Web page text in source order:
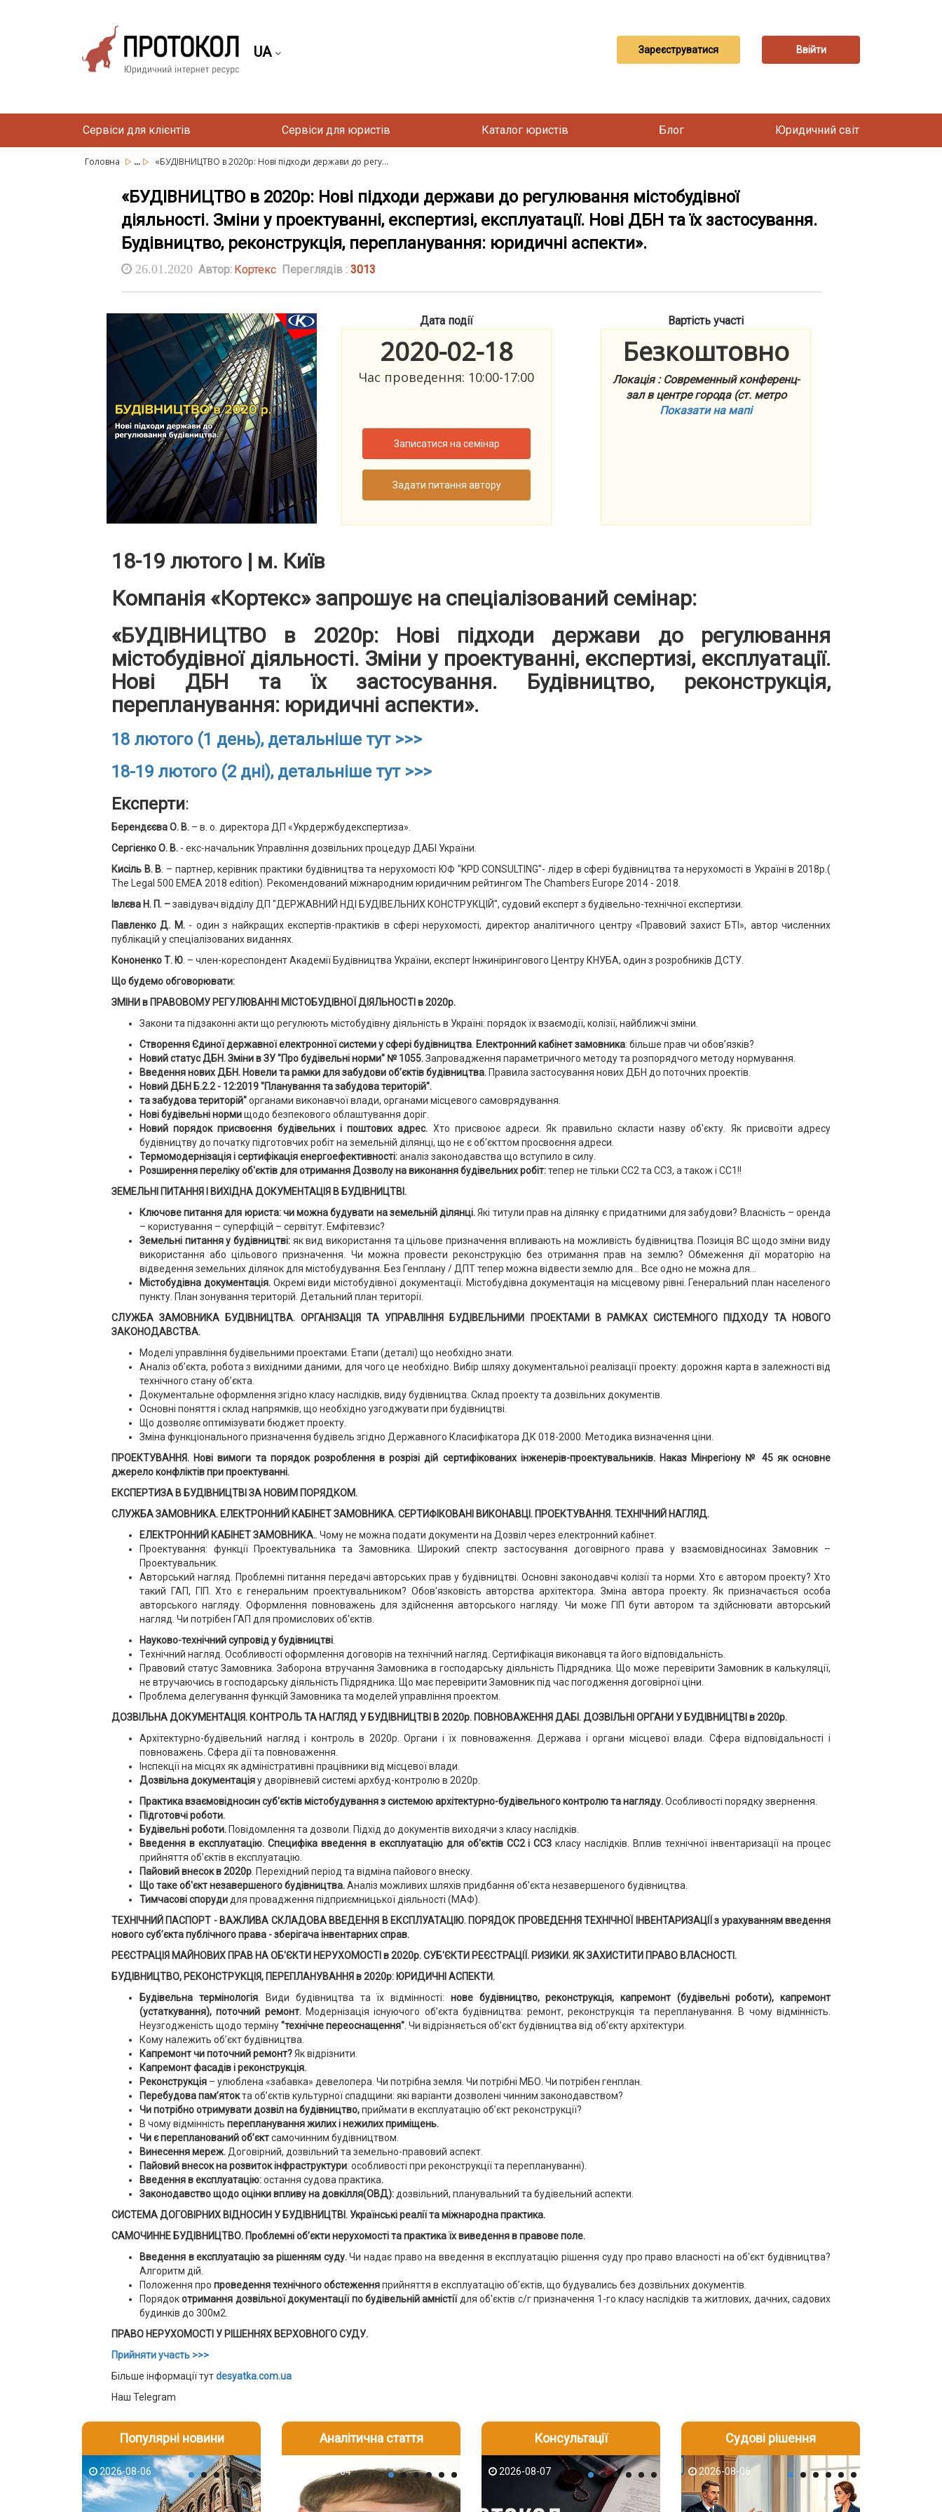
UA Зареєструватися Ввійти
Сервіси для клієнтів Сервіси для юристів Каталог юристів Блог Юридичний світ
Головна ... «БУДІВНИЦТВО в 2020р: Нові підходи держави до регу...
«БУДІВНИЦТВО в 2020р: Нові підходи держави до регулювання містобудівної
діяльності. Зміни у проектуванні, експертизі, експлуатації. Нові ДБН та їх застосування.
Будівництво, реконструкція, перепланування: юридичні аспекти».
26.01.2020 Автор: Кортекс Переглядів : 3013
Дата події
2020-02-18
Час проведення: 10:00-17:00
Записатися на семінар
Задати питання автору
Вартість участі
Безкоштовно
Локація : Современный конференц-
зал в центре города (ст. метро
Показати на мапі
18-19 лютого | м. Київ
Компанія «Кортекс» запрошує на спеціалізований семінар:
«БУДІВНИЦТВО в 2020р: Нові підходи держави до регулювання
містобудівної діяльності. Зміни у проектуванні, експертизі, експлуатації.
Нові ДБН та їх застосування. Будівництво, реконструкція,
перепланування: юридичні аспекти».
18 лютого (1 день), детальніше тут >>>
18-19 лютого (2 дні), детальніше тут >>>
Експерти:
Берендєєва О. В. – в. о. директора ДП «Укрдержбудекспертиза».
Сергієнко О. В. - екс-начальник Управління дозвільних процедур ДАБІ України.
Кисіль В. В . – партнер, керівник практики будівництва та нерухомості ЮФ "KPD CONSULTING"- лідер в сфері будівництва та нерухомості в Україні в 2018р.(
The Legal 500 EMEA 2018 edition). Рекомендований міжнародним юридичним рейтингом The Chambers Europe 2014 - 2018.
Івлєва Н. П. –завідувач відділу ДП "ДЕРЖАВНИЙ НДІ БУДІВЕЛЬНИХ КОНСТРУКЦІЙ", судовий експерт з будівельно-технічної експертизи.
Павленко Д. М.- один з найкращих експертів-практиків в сфері нерухомості, директор аналітичного центру «Правовий захист БТІ», автор численних
публікацій у спеціалізованих виданнях.
Кононенко Т. Ю . – член-кореспондент Академії Будівництва України, експерт Інжинірингового Центру КНУБА, один з розробників ДСТУ.
Що будемо обговорювати:
ЗМІНИ в ПРАВОВОМУ РЕГУЛЮВАННІ МІСТОБУДІВНОЇ ДІЯЛЬНОСТІ в 2020р.
Закони та підзаконні акти що регулюють містобудівну діяльність в Україні: порядок їх взаємодії, колізії, найближчі зміни.
Створення Єдиної державної електронної системи у сфері будівництва Електронний кабінет замовника: більше прав чи обов’язків?
Новий статус ДБН. Зміни в ЗУ "Про будівельні норми" № 1055.Запровадження параметричного методу та розпорядчого методу нормування.
Введення нових ДБН. Новели та рамки для забудови об’єктів будівництва. Правила застосування нових ДБН до поточних проектів.
Новий ДБН Б.2.2 - 12:2019 "Планування та забудова територій".
та забудова територій"органами виконавчої влади, органами місцевого самоврядування.
Нові будівельні нормищодо безпекового облаштування доріг.
Новий порядок присвоєння будівельних і поштових адрес. Хто присвоює адреси. Як правильно скласти назву об'єкту. Як присвоїти адресу
будівництву до початку підготовчих робіт на земельній ділянці, що не є об'єкттом просвоєння адреси.
Термомодернізація і сертифікація енергоефективності:аналіз законодавства що вступило в силу.
Розширення переліку об'єктів для отримання Дозволу на виконання будівельних робіт:тепер не тільки СС2 та СС3, а також і СС1!!
ЗЕМЕЛЬНІ ПИТАННЯ І ВИХІДНА ДОКУМЕНТАЦІЯ В БУДІВНИЦТВІ.
Ключове питання для юриста: чи можна будувати на земельній ділянці.Які титули прав на ділянку є придатними для забудови? Власність – оренда
– користування – суперфіцій – сервітут. Емфітевзис?
Земельні питання у будівництві: як вид використання та цільове призначення впливають на можливість будівництва. Позиція ВС щодо зміни виду
використання або цільового призначення. Чи можна провести реконструкцію без отримання прав на землю? Обмеження дії мораторію на
відведення земельних ділянок для містобудування. Без Генплану / ДПТ тепер можна відвести землю для... Все одно не можна для...
Містобудівна документація.Окремі види містобудівної документації. Містобудівна документація на місцевому рівні. Генеральний план населеного
пункту. План зонування територій. Детальний план території.
СЛУЖБА ЗАМОВНИКА БУДІВНИЦТВА. ОРГАНІЗАЦІЯ ТА УПРАВЛІННЯ БУДІВЕЛЬНИМИ ПРОЕКТАМИ В РАМКАХ СИСТЕМНОГО ПІДХОДУ ТА НОВОГО
ЗАКОНОДАВСТВА.
Моделі управління будівельними проектами. Етапи (деталі) що необхідно знати.
Аналіз об’єкта, робота з вихідними даними, для чого це необхідно. Вибір шляху документальної реалізації проекту: дорожня карта в залежності від
технічного стану об’єкта.
Документальне оформлення згідно класу наслідків, виду будівництва. Склад проекту та дозвільних документів.
Основні поняття і склад напрямків, що необхідно узгоджувати при будівництві.
Що дозволяє оптимізувати бюджет проекту.
Зміна функціонального призначення будівель згідно Державного Класифікатора ДК 018-2000. Методика визначення ціни.
ПРОЕКТУВАННЯ. Нові вимоги та порядок розроблення в розрізі дій сертифікованих інженерів-проектувальників. Наказ Мінрегіону № 45 як основне
джерело конфліктів при проектуванні.
ЕКСПЕРТИЗА В БУДІВНИЦТВІ ЗА НОВИМ ПОРЯДКОМ.
СЛУЖБА ЗАМОВНИКА. ЕЛЕКТРОННИЙ КАБІНЕТ ЗАМОВНИКА. СЕРТИФІКОВАНІ ВИКОНАВЦІ. ПРОЕКТУВАННЯ. ТЕХНІЧНИЙ НАГЛЯД.
ЕЛЕКТРОННИЙ КАБІНЕТ ЗАМОВНИКА. . Чому не можна подати документи на Дозвіл через електронний кабінет.
Проектування: функції Проектувальника та Замовника. Широкий спектр застосування договірного права у взаємовідносинах Замовник –
Проектувальник.
Авторський нагляд. Проблемні питання передачі авторських прав у будівництві. Основні законодавчі колізії та норми. Хто є автором проекту? Хто
такий ГАП, ГІП. Хто є генеральним проектувальником? Обов'язковість авторства архітектора. Зміна автора проекту. Як призначається особа
авторського нагляду. Оформлення повноважень для здійснення авторського нагляду. Чи може ГІП бути автором та здійснювати авторський
нагляд. Чи потрібен ГАП для промислових об'єктів.
Науково-технічний супровід у будівництві
Технічний нагляд. Особливості оформлення договорів на технічний нагляд. Сертифікація виконавця та його відповідальність.
Правовий статус Замовника. Заборона втручання Замовника в господарську діяльність Підрядника. Що може перевірити Замовник в калькуляції,
не втручаючись в господарську діяльність Підрядника. Що має перевірити Замовник під час погодження договірної ціни.
Проблема делегування функцій Замовника та моделей управління проектом.
ДОЗВІЛЬНА ДОКУМЕНТАЦІЯ. КОНТРОЛЬ ТА НАГЛЯД У БУДІВНИЦТВІ В 2020р. ПОВНОВАЖЕННЯ ДАБІ. ДОЗВІЛЬНІ ОРГАНИ У БУДІВНИЦТВІ в 2020р.
Архітектурно-будівельний нагляд і контроль в 2020р. Органи і їх повноваження. Держава і органи місцевої влади. Сфера відповідальності і
повноважень. Сфера дії та повноваження.
Інспекції на місцях як адміністративні працівники від місцевої влади.
Дозвільна документаціяу дворівневій системі архбуд-контролю в 2020р.
Практика взаємовідносин суб'єктів містобудування з системою архітектурно-будівельного контролю та нагляду.Особливості порядку звернення.
Підготовчі роботи.
Будівельні роботи. Повідомлення та дозволи. Підхід до документів виходячи з класу наслідків.
Введення в експлуатацію. Специфіка введення в експлуатацію для об'єктів СС2 і СС3 класу наслідків. Вплив технічної інвентаризації на процес
прийняття об'єктів в експлуатацію.
Пайовий внесок в 2020р . Перехідний період та відміна пайового внеску.
Що таке об'єкт незавершеного будівництва.Аналіз можливих шляхів придбання об'єкта незавершеного будівництва.
Тимчасові споруди для провадження підприємницької діяльності (МАФ).
ТЕХНІЧНИЙ ПАСПОРТ - ВАЖЛИВА СКЛАДОВА ВВЕДЕННЯ В ЕКСПЛУАТАЦІЮ. ПОРЯДОК ПРОВЕДЕННЯ ТЕХНІЧНОЇ ІНВЕНТАРИЗАЦІЇ з урахуванням введення
нового суб’єкта публічного права - зберігача інвентарних справ.
РЕЄСТРАЦІЯ МАЙНОВИХ ПРАВ НА ОБ'ЄКТИ НЕРУХОМОСТІ в 2020р. СУБ'ЄКТИ РЕЄСТРАЦІЇ. РИЗИКИ. ЯК ЗАХИСТИТИ ПРАВО ВЛАСНОСТІ.
БУДІВНИЦТВО, РЕКОНСТРУКЦІЯ, ПЕРЕПЛАНУВАННЯ в 2020р: ЮРИДИЧНІ АСПЕКТИ.
Будівельна термінологія. Види будівництва та їх відмінності: нове будівництво, реконструкція, капремонт (будівельні роботи), капремонт
(устаткування), поточний ремонт.Модернізація існуючого об’єкта будівництва: ремонт, реконструкція та перепланування. В чому відмінність.
Неузгодженість щодо терміну"технічне переоснащення" . Чи відрізняється об’єкт будівництва від об’єкту архітектури.
Кому належить об’єкт будівництва.
Капремонт чи поточний ремонт?Як відрізнити.
Капремонт фасадів і реконструкція.
Реконструкція – улюблена «забавка» девелопера. Чи потрібна земля. Чи потрібні МБО. Чи потрібен генплан.
Перебудова пам’ятокта об’єктів культурної спадщини: які варіанти дозволені чинним законодавством?
Чи потрібно отримувати дозвіл на будівництво,приймати в експлуатацію об’єкт реконструкції?
В чому відмінність перепланування жилих і нежилих приміщень.
Чи є перепланований об’єктсамочинним будівництвом.
Винесення мереж. Договірний, дозвільний та земельно-правовий аспект.
Пайовий внесок на розвиток інфраструктури: особливості при реконструкції та переплануванні).
Введення в експлуатацію:остання судова практика.
Законодавство щодо оцінки впливу на довкілля(ОВД): дозвільний, планувальний та будівельний аспекти.
СИСТЕМА ДОГОВІРНИХ ВІДНОСИН У БУДІВНИЦТВІ. Українські реалії та міжнародна практика.
САМОЧИННЕ БУДІВНИЦТВО. Проблемні об’єкти нерухомості та практика їх виведення в правове поле.
Введення в експлуатацію за рішенням суду.Чи надає право на введення в експлуатацію рішення суду про право власності на об'єкт будівництва?
Алгоритм дій.
Положення про проведення технічного обстеженняприйняття в експлуатацію об’єктів, що будувались без дозвільних документів.
Порядокотримання дозвільної документації по будівельній амністіїдля об'єктів с/г призначення 1-го класу наслідків та житлових, дачних, садових
будинків до 300м2.
ПРАВО НЕРУХОМОСТІ У РІШЕННЯХ ВЕРХОВНОГО СУДУ.
Прийняти участь >>>
Більше інформації тутdesyatka.com.ua
Наш Telegram
Популярні новини
2026-08-06 2026-08-06 2026-08-05 2026-08-05
Аналітична стаття
2026-08-03 2026-08-04 2026-08-04 2026-08-03 2026-08-03
Консультації
2026-08-05 2026-08-07 2026-08-06 2026-08-06
Судові рішення
2026-07-30 2026-08-06